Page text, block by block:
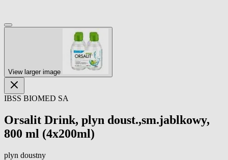
View larger image
IBSS BIOMED SA
Orsalit Drink, plyn doust.,sm.jablkowy,
800 ml (4x200ml)
plyn doustny